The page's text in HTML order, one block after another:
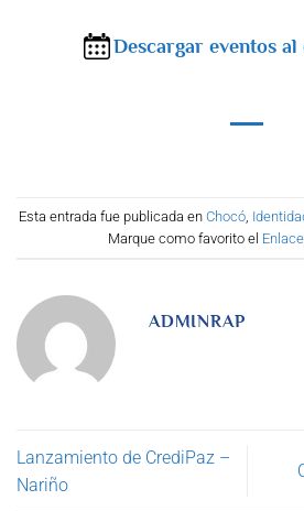
Descargar eventos
Esta entrada fue publicada en Chocó,
Marque como favorito el
ADMINRAP
Lanzamiento de CrediPaz –
Nariño